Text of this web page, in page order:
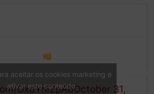
OxdYniZpAb
(@AlphaTauriF1)
October 31,
aceitar os cookies marketing e
ativar este conteúdo